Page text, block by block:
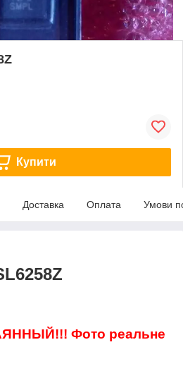
Купити
Доставка Оплата Умови
Фото реальне